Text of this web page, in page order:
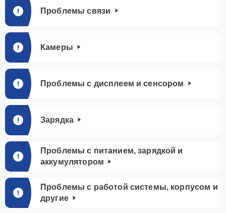
Проблемы связи
Камеры
Проблемы с дисплеем и сенсором
Зарядка
Проблемы с питанием, зарядкой и
аккумулятором
Проблемы с работой системы, корпусом и
другие